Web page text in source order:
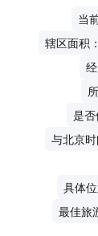
当
辖区面积：
是否
与北京
具体位
最佳旅